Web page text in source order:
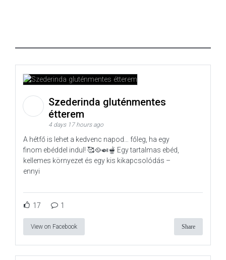
Szederinda gluténmentes
étterem
4 days 17 hours ago
A hétfő is lehet a kedvenc napod… főleg, ha egy
finom ebéddel indul! 🥰🥘🍛🫕 Egy tartalmas ebéd,
kellemes környezet és egy kis kikapcsolódás –
ennyi
17 1
View on Facebook Share